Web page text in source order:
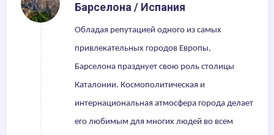
Барселона / Испания
Обладая репутацией одного из самых
привлекательных городов Европы,
Барселона празднует свою роль столицы
Каталонии. Космополитическая и
интернациональная атмосфера города делает
его любимым для многих людей во всем